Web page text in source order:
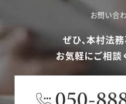
お問い合
ぜひ､本村法
お気軽にご相談